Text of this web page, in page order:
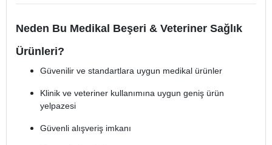
Neden Bu Medikal Beşeri & Veteriner Sağlık
Ürünleri?
Güvenilir ve standartlara uygun medikal ürünler
Klinik ve veteriner kullanımına uygun geniş ürün
yelpazesi
Güvenli alışveriş imkanı